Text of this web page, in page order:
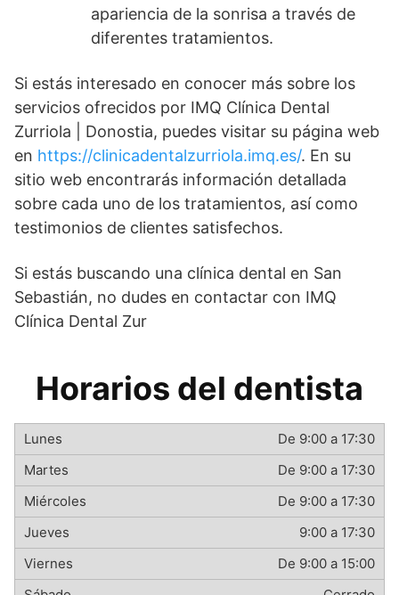
apariencia de la sonrisa a través de
diferentes tratamientos.
Si estás interesado en conocer más sobre los
servicios ofrecidos por IMQ Clínica Dental
Zurriola | Donostia, puedes visitar su página web
en https://clinicadentalzurriola.imq.es/. En su
sitio web encontrarás información detallada
sobre cada uno de los tratamientos, así como
testimonios de clientes satisfechos.
Si estás buscando una clínica dental en San
Sebastián, no dudes en contactar con IMQ
Clínica Dental Zur
Horarios del dentista
De 9:00 a 17:30
De 9:00 a 17:30
De 9:00 a 17:30
9:00 a 17:30
De 9:00 a 15:00